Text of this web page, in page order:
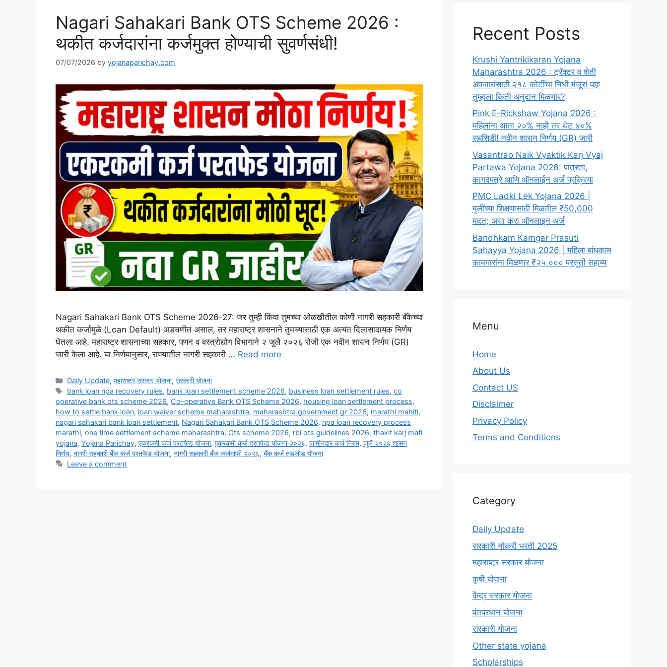
Nagari Sahakari Bank OTS Scheme 2026 :
थकीत कर्जदारांना कर्जमुक्त होण्याची सुवर्णसंधी!
07/07/2026 by yojanaparichay.com
Nagari Sahakari Bank OTS Scheme 2026-27: जर तुम्ही किंवा तुमच्या ओळखीतील कोणी नागरी सहकारी बँकेच्या
थकीत कर्जामुळे (Loan Default) अडचणीत असाल, तर महाराष्ट्र शासनाने तुमच्यासाठी एक अत्यंत दिलासादायक निर्णय
घेतला आहे. महाराष्ट्र शासनाच्या सहकार, पणन व वस्त्रोद्योग विभागाने २ जुलै २०२६ रोजी एक नवीन शासन निर्णय (GR)
जारी केला आहे. या निर्णयानुसार, राज्यातील नागरी सहकारी … Read more
Categories
Daily Update,महाराष्ट्र सरकार योजना,सरकारी योजना
Tags
bank loan npa recovery rules, bank loan settlement scheme 2026, business loan settlement rules,co
operative bank ots scheme 2026, Co-operative Bank OTS Scheme 2026, housing loan settlement process,
how to settle bank loan, loan waiver scheme maharashtra, maharashtra government gr 2026, marathi mahiti,
nagari sahakari bank loan settlement, Nagari Sahakari Bank OTS Scheme 2026, npa loan recovery process
marathi, one time settlement scheme maharashtra, Ots scheme 2026, rbi ots guidelines 2026, thakit karj mafi
yojana, Yojana Parichay, एकरकमी कर्ज परतफेड योजना, एकरकमी कर्ज परतफेड योजना २०२६, जामीनदार कर्ज नियम, जुलै २०२६ शासन
निर्णय, नागरी सहकारी बँक कर्ज परतफेड योजना, नागरी सहकारी बँक कर्जमाफी २०२६, बँक कर्ज तडजोड योजना
Leave a comment
Recent Posts
Krushi Yantrikikaran Yojana
Maharashtra 2026 : ट्रॅक्टर व शेती
अवजारांसाठी २१८ कोटींचा निधी मंजूर! पहा
तुम्हाला किती अनुदान मिळणार?
Pink E-Rickshaw Yojana 2026 :
महिलांना आता २०% नाही तर थेट ४०%
सबसिडी! नवीन शासन निर्णय (GR) जारी
Vasantrao Naik Vyaktik Karj Vyaj
Partawa Yojana 2026: पात्रता,
कागदपत्रे आणि ऑनलाईन अर्ज प्रक्रिया
PMC Ladki Lek Yojana 2026 |
मुलींच्या शिक्षणासाठी मिळतील ₹50,000
मदत; असा करा ऑनलाइन अर्ज
Bandhkam Kamgar Prasuti
Sahayya Yojana 2026 | महिला बांधकाम
कामगारांना मिळणार ₹२५,००० प्रसुती सहाय्य
Menu
Home
About Us
Contact US
Disclaimer
Privacy Policy
Terms and Conditions
Category
Daily Update
सरकारी नोकरी भरती 2025
महाराष्ट्र सरकार योजना
कृषी योजना
केंद्र सरकार योजना
पंतप्रधान योजना
सरकारी योजना
Other state yojana
Scholarships